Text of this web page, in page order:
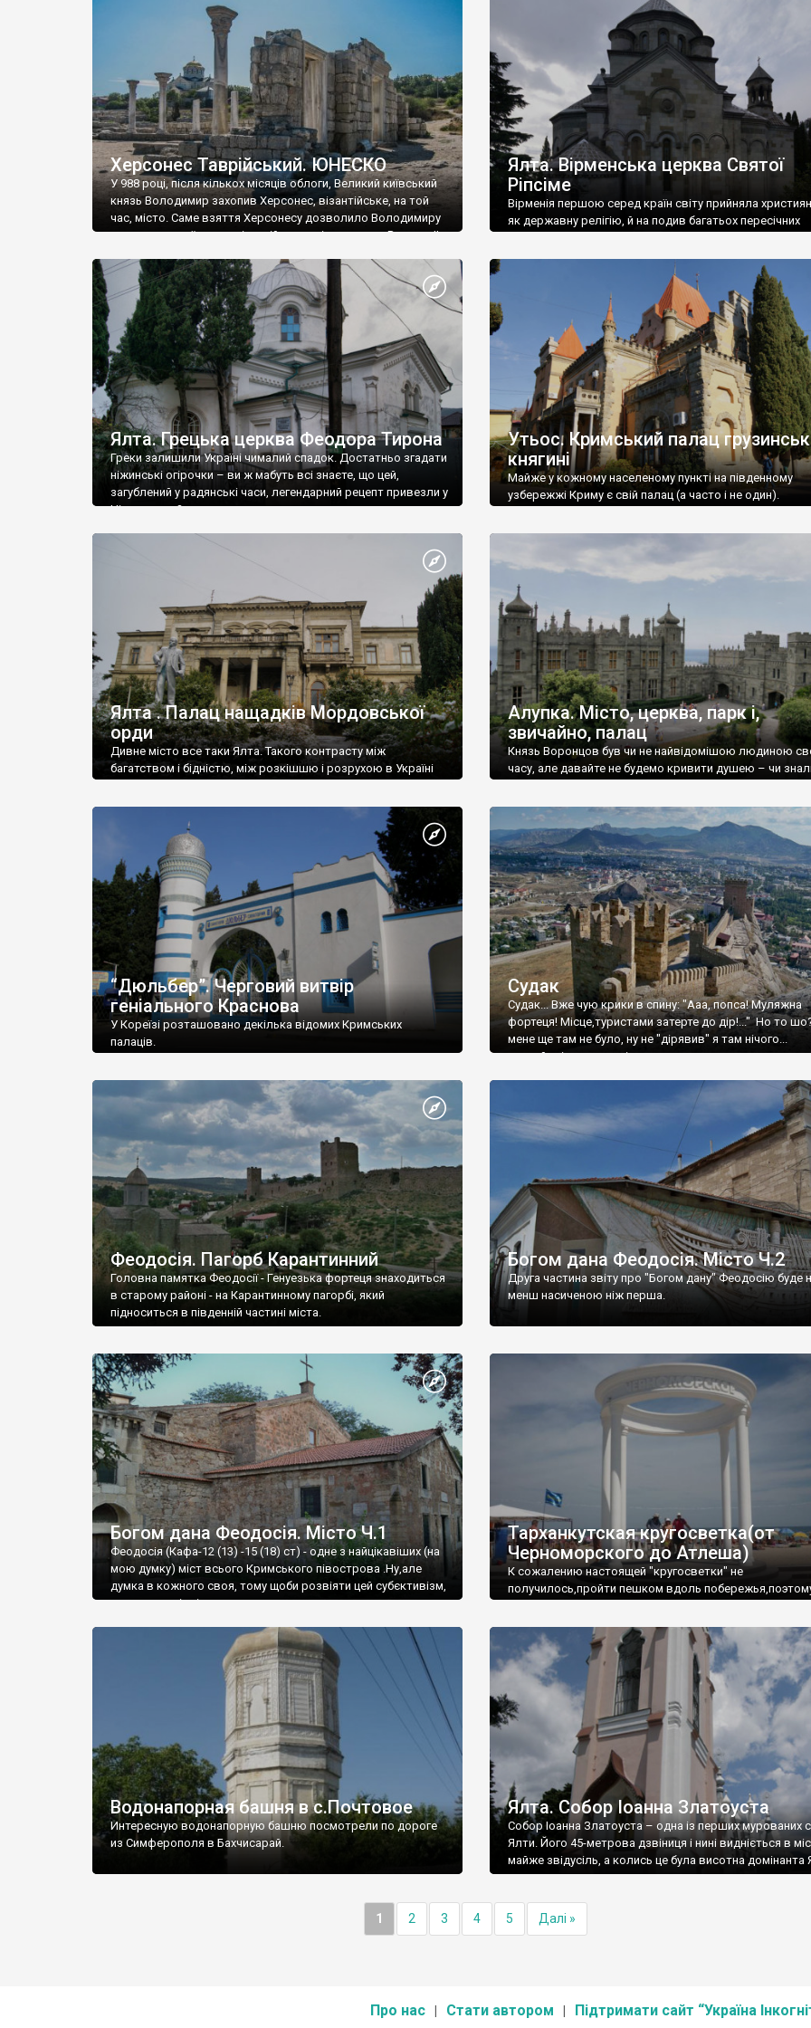
візантійської доби. Раритети викрадені з фондів об’єкту
культурної спадщини ЮНЕСКО «Херсонеса Таврійського».
Офіційно – на виставку «Золото Візантії», але експерти та
влада в Україні вважають це лише […]
називаються «повстяками» (postaki)…” “Вино. Крим
виробляє відмінне вино і його вдосталь: воно все
легке біле і дуже […]
Херсонес Таврійський. ЮНЕСКО
У 988 році, після кількох місяців облоги, Великий київський
князь Володимир захопив Херсонес, візантійське, на той
час, місто. Саме взяття Херсонесу дозволило Володимиру
диктувати свої умови візантійському імператору Василю ІІ,
Херсонесі Володимир-язичник, став Василем-
християнином. А потім було Хрещення Русі. На честь
Херсонесу Таврійського названо місто […]
Ялта. Вірменська церква Святої
Ріпсіме
Вірменія першою серед країн світу прийняла
як державну релігію, й на подив багатьох пересічних
Ялта. Грецька церква Феодора Тирона
Греки залишили Україні чималий спадок. Достатньо згадати
ніжинські огірочки – ви ж мабуть всі знаєте, що цей,
загублений у радянські часи, легендарний рецепт привезли у
Ніжин греки?
Утьос. Кримський палац
княгині
Майже у кожному населеному пункті на південному
узбережжі Криму є свій палац (а часто і не один).
Ялта . Палац нащадків Мордовської
орди
Дивне місто все таки Ялта. Такого контрасту між
багатством і бідністю, між розкішшю і розрухою в Україні
Алупка. Місто, церква, парк і,
звичайно, палац
Князь Воронцов був чи не найвідомішою людиною
часу, але давайте не будемо кривити душею – чи
“Дюльбер”. Черговий витвір
геніального Краснова
У Кореїзі розташовано декілька відомих Кримських
палаців.
Судак
Судак... Вже чую крики в спину: "Ааа, попса! Муляжна
фортеця! Місце,туристами затерте до дір!..." Но то
мене ще там не було, ну не "дірявив" я там нічого...
принаймні до цього літа.
Феодосія. Пагорб Карантинний
Головна памятка Феодосії - Генуезька фортеця знаходиться
в старому районі - на Карантинному пагорбі, який
підноситься в південній частині міста.
Богом дана Феодосія. Місто Ч.2
Друга частина звіту про "Богом дану" Феодосію буде
менш насиченою ніж перша.
Богом дана Феодосія. Місто Ч.1
Феодосія (Кафа-12 (13) -15 (18) ст) - одне з найцікавіших (на
мою думку) міст всього Кримського півострова .Ну,але
думка в кожного своя, тому щоби розвіяти цей субєктивізм,
запрошую відвідати це
Тарханкутская кругосветка(от
Черноморского до Атлеша)
К сожалению настоящей "кругосветки" не
получилось,пройти пешком вдоль
Водонапорная башня в с.Почтовое
Интересную водонапорную башню посмотрели по дороге
из Симферополя в Бахчисарай.
Ялта. Собор Іоанна Златоуста
Собор Іоанна Златоуста – одна із перших мурованих
Ялти. Його 45-метрова дзвіниця і нині видніється в
майже звідусіль, а колись це була висотна домінанта
1 2 3 4 5 Далі »
Про нас Стати автором Підтримати сайт “Україна